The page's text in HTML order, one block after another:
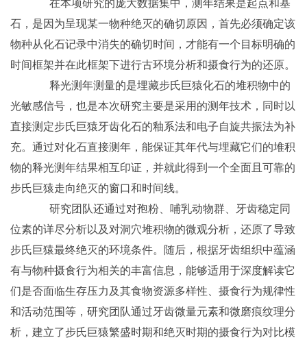
在本项研究的庞大数据集中，测年结果是起点和基
石，是因为呈现某一物种绝灭的确切原因，首先必须确定该
物种从化石记录中消失的确切时间，才能有一个目标明确的
时间框架并在此框架下进行古环境分析和摄食行为的还原。
释光测年测量的是埋藏步氏巨猿化石的堆积物中的
光敏感信号，也是本次研究主要是采用的测年技术，同时以
直接测定步氏巨猿牙齿化石的釉系法和电子自旋共振法为补
充。通过对化石直接测年，能保证其年代与埋藏它们的堆积
物的释光测年结果相互印证，并就此得到一个全面且可靠的
步氏巨猿走向绝灭的窗口和时间线。
研究团队还通过对孢粉、哺乳动物群、牙齿稳定同
位素的详尽分析以及对洞穴堆积物的微观分析，还原了导致
步氏巨猿最终绝灭的环境条件。随后，根据牙齿组织中蕴涵
有与物种摄食行为相关的丰富信息，能够适用于深度解读它
们是否面临生存压力及其食物资源多样性、摄食行为规律性
和活动范围等，研究团队通过牙齿微量元素和微磨痕纹理分
析，建立了步氏巨猿繁盛时期和绝灭时期的摄食行为对比模